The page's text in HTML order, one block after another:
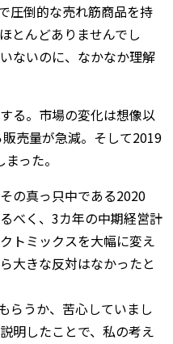
圧倒的な売れ筋商品を持
とんどありませんでし
ないのに、なかなか理解
る。市場の変化は想像以
売量が急減。そして2019
った。
の真っ只中である2020
べく、3カ年の中期経営計
トミックスを大幅に変え
大きな反対はなかったと
らうか、苦心していまし
明したことで、私の考え